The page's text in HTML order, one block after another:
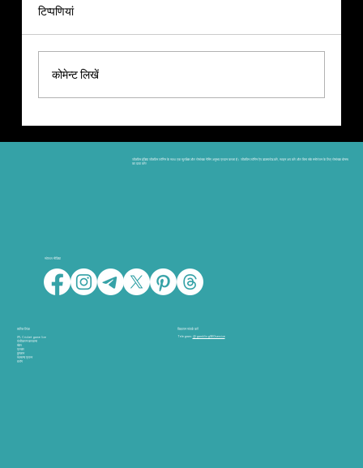
और फ्री बेट्स पाएं
टिप्पणियां
कोमेन्ट लिखें
त्वरित लिंक
IPL Cricket game live
पंजीकरण करवाना
खेल
प्रचार
भुगतान
सामान्य प्रश्न
ब्लॉग
जीतविन इंडिया जीतविन लॉगिन के साथ एक सुरक्षित और रोमांचक गेमिंग अनुभव प्रदान करता है। जीतविन लॉगिन ऐप डाउनलोड करें, साइन अप करें और बिना रुके मनोरंजन के लिए रोमांचक बोनस
का दावा करें!
सोशल मीडिया
विज्ञापन संपर्क करें
Telegram: @gamblingSEOservice